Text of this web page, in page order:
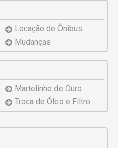
Locação de Ônibus
Mudanças
Martelinho de Ouro
Troca de Óleo e Filtro